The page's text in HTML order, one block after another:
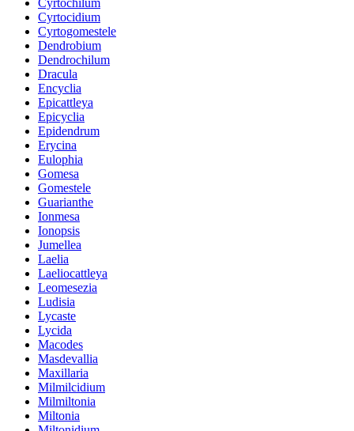
Cyrtochilum
Cyrtocidium
Cyrtogomestele
Dendrobium
Dendrochilum
Dracula
Encyclia
Epicattleya
Epicyclia
Epidendrum
Erycina
Eulophia
Gomesa
Gomestele
Guarianthe
Ionmesa
Ionopsis
Jumellea
Laelia
Laeliocattleya
Leomesezia
Ludisia
Lycaste
Lycida
Macodes
Masdevallia
Maxillaria
Milmilcidium
Milmiltonia
Miltonia